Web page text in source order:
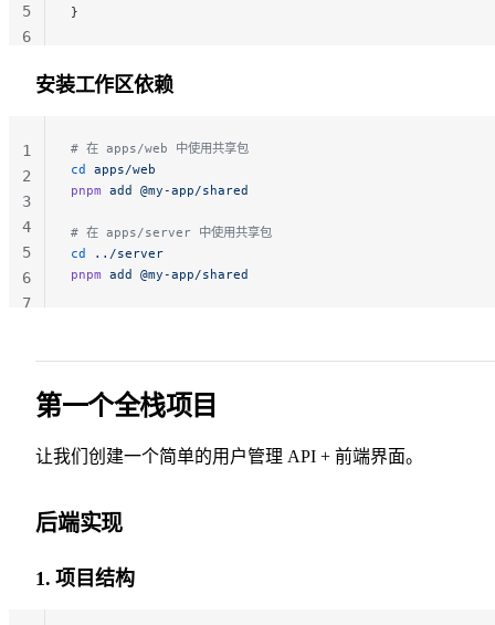
}
5
6
安装工作区依赖
# 在 apps/web 中使用共享包
cd apps/web
pnpm add @my-app/shared
# 在 apps/server 中使用共享包
cd ../server
pnpm add @my-app/shared
1
2
3
4
5
6
7
第一个全栈项目
让我们创建一个简单的用户管理 API + 前端界面。
后端实现
1. 项目结构